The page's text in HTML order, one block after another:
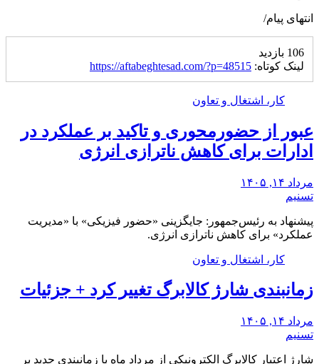
انتهای پیام/
106 بازدید
لینک کوتاه: https://aftabeghtesad.com/?p=48515
کار، اشتغال و تعاون
عبور از حضورمحوری و تاکید بر عملکرد در
ادارات برای کاهش ناترازی انرژی
مرداد ۱۴, ۱۴۰۵
تسنیم
پیشنهاد به رئیس‌جمهور: جایگزینی «حضور فیزیکی» با «مدیریت
عملکرد» برای کاهش ناترازی انرژی.
کار، اشتغال و تعاون
زمانبندی شارژ کالابرگ تغییر کرد + جزئیات
مرداد ۱۴, ۱۴۰۵
تسنیم
شارژ اعتبار کالابرگ الکترونیکی از مرداد ماه با زمانبندی جدید بر